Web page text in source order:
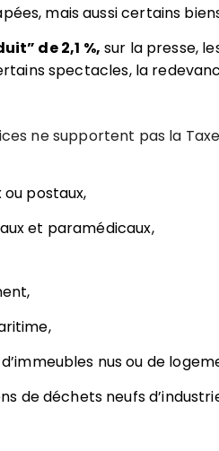
mais aussi certains
de 2,1 %, sur la presse,
spectacles, la
ne supportent pas la
postaux,
et paramédicaux,
nus ou de
de déchets neufs